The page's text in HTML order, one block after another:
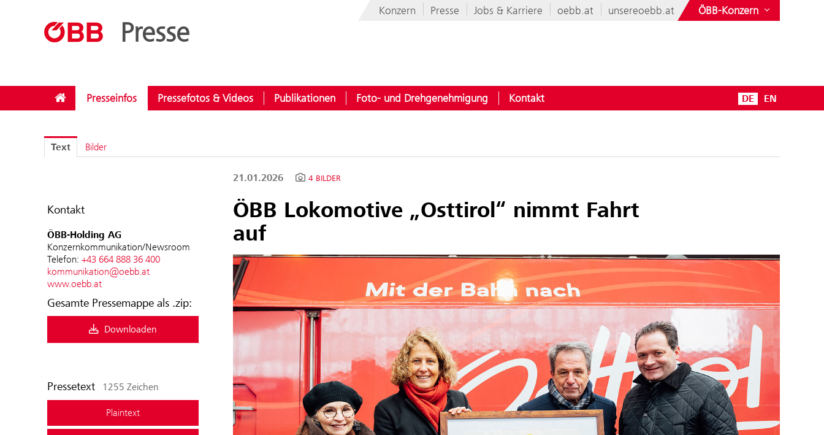
Presse
Konzern Presse Jobs & Karriere oebb.at unsereoebb.at ÖBB-Konzern
Presseinfos Pressefotos & Videos Publikationen Foto- und Drehgenehmigung Kontakt DE EN
Text Bilder
Kontakt
ÖBB-Holding AG
Konzernkommunikation/Newsroom
Telefon: +43 664 888 36 400
kommunikation@oebb.at
www.oebb.at
Gesamte Pressemappe als .zip:
Downloaden
Pressetext 1255 Zeichen
Plaintext
21.01.2026 4 BILDER
ÖBB Lokomotive „Osttirol“ nimmt Fahrt
auf